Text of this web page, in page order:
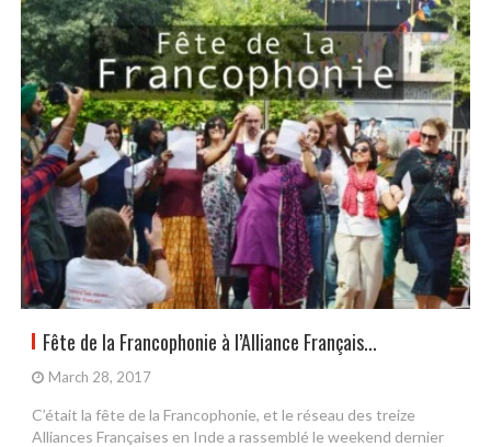
Fête de la Francophonie à l’Alliance Français...
March 28, 2017
C’était la fête de la Francophonie, et le réseau des treize
Alliances Françaises en Inde a rassemblé le weekend dernier